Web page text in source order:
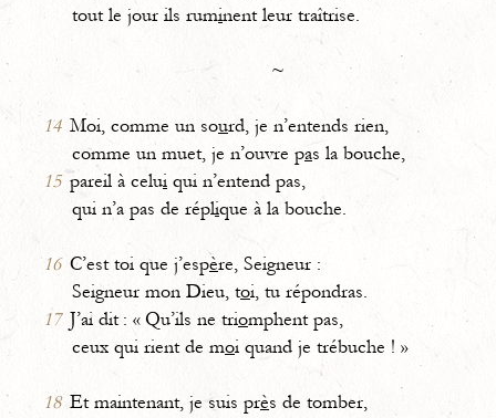
tout le jour ils ruminent leur traîtrise.
~
14 Moi, comme un sourd, je n’entends rien,
comme un muet, je n’ouvre pas la bouche,
15 pareil à celui qui n’entend pas,
qui n’a pas de réplique à la bouche.
16 C’est toi que j’espère, Seigneur :
Seigneur mon Dieu, toi, tu répondras.
17 J’ai dit : « Qu’ils ne triomphent pas,
ceux qui rient de moi quand je trébuche ! »
18 Et maintenant, je suis près de tomber,